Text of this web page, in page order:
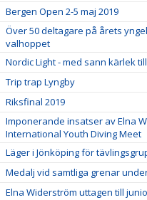
Bergen Open 2-5 maj 2019
Över 50 deltagare på årets
valhoppet
Nordic Light - med sann kärlek
Trip trap Lyngby
Riksfinal 2019
Imponerande insatser av Elna
International Youth Diving Meet
Läger i Jönköping för
Medalj vid samtliga grenar
Elna Widerström uttagen till